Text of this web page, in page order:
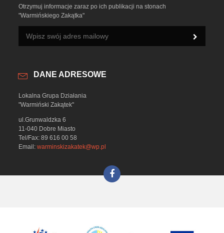
Otrzymuj informacje zaraz po ich publikacji na stonach
"Warmińskiego Zakątka"
DANE ADRESOWE
Lokalna Grupa Działania
"Warmiński Zakątek"
ul.Grunwaldzka 6
11-040 Dobre Miasto
Tel/Fax: 89 616 00 58
Email:warminskizakatek@wp.pl